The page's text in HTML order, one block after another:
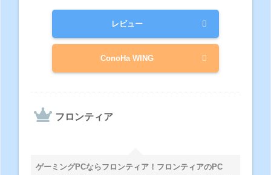
レビュー
ConoHa WING
フロンティア
ゲーミングPCならフロンティア！フロンティアのPC